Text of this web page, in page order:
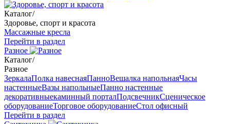
Каталог/
Здоровье, спорт и красота
Массажные кресла
Перейти в раздел
Разное
Каталог/
Разное
ЗеркалаПолка навеснаяПанноВешалка напольнаяЧасы
настенныеВазы напольныеПанно настенные
декоративныекаминный порталПодсвечникСценическое
оборудованиеТорговое оборудованиеСтол офисный
Перейти в раздел